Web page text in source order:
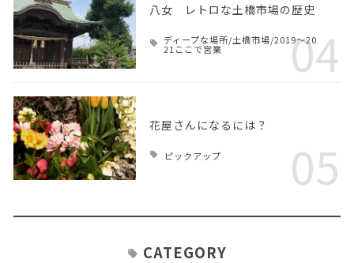
八女 レトロな土橋市場の歴史
ディープな場所/土橋市場/2019～20
21ここで営業 04
花屋さんになるには？
ピックアップ 05
CATEGORY